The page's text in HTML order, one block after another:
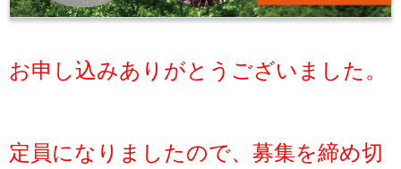
お申し込みありがとうございました。
定員になりましたので、募集を締め切